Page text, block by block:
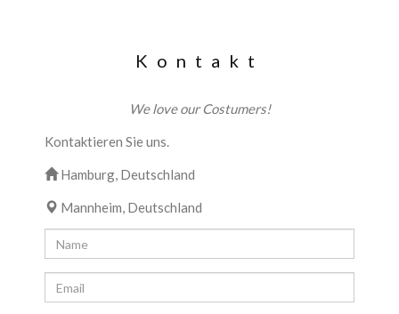
Kontakt
We love our Costumers!
Kontaktieren Sie uns.
Hamburg, Deutschland
Mannheim, Deutschland